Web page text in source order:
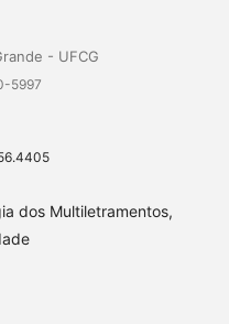
- UFCG
5997
dos Multiletramentos,